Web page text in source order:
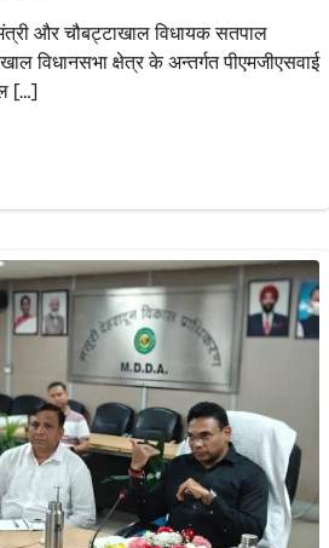
और चौबट्टाखाल विधायक सतपाल
विधानसभा क्षेत्र के अन्तर्गत पीएमजीएसवाई
[…]